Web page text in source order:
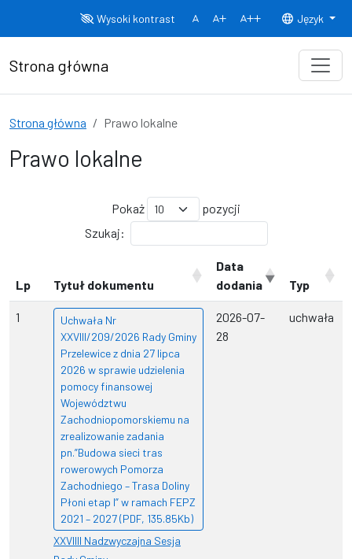
Wysoki kontrast
Normalny rozmiar czcionki
Rozmiar czcionki 150% Rozmiar
Język
Strona główna
Strona główna Prawo lokalne
Prawo lokalne
Pokaż
pozycji
Szukaj:
Lp Tytuł dokumentu
Data
dodania
Typ
1
Uchwała Nr
XXVIII/209/2026 Rady Gminy
Przelewice z dnia 27 lipca
2026 w sprawie udzielenia
pomocy finansowej
Województwu
Zachodniopomorskiemu na
zrealizowanie zadania
pn.”Budowa sieci tras
rowerowych Pomorza
Zachodniego – Trasa Doliny
Płoni etap I” w ramach FEPZ
2021 – 2027 (PDF, 135.85Kb)
XXVIIII Nadzwyczajna Sesja
2026-07-
28
uchwała